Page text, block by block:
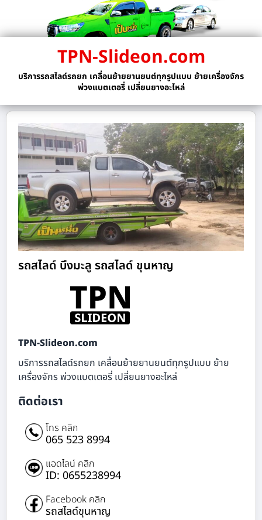
TPN-Slideon.com
บริการรถสไลด์รถยก เคลื่อนย้ายยานยนต์ทุกรูปแบบ ย้ายเครื่องจักร
พ่วงแบตเตอรี่ เปลี่ยนยางอะไหล่
รถสไลด์ บึงมะลู รถสไลด์ ขุนหาญ
TPN-Slideon.com
บริการรถสไลด์รถยก เคลื่อนย้ายยานยนต์ทุกรูปแบบ ย้าย
เครื่องจักร พ่วงแบตเตอรี่ เปลี่ยนยางอะไหล่
ติดต่อเรา
โทร คลิก
065 523 8994
แอดไลน์ คลิก
ID: 0655238994
Facebook คลิก
รถสไลด์ขุนหาญ